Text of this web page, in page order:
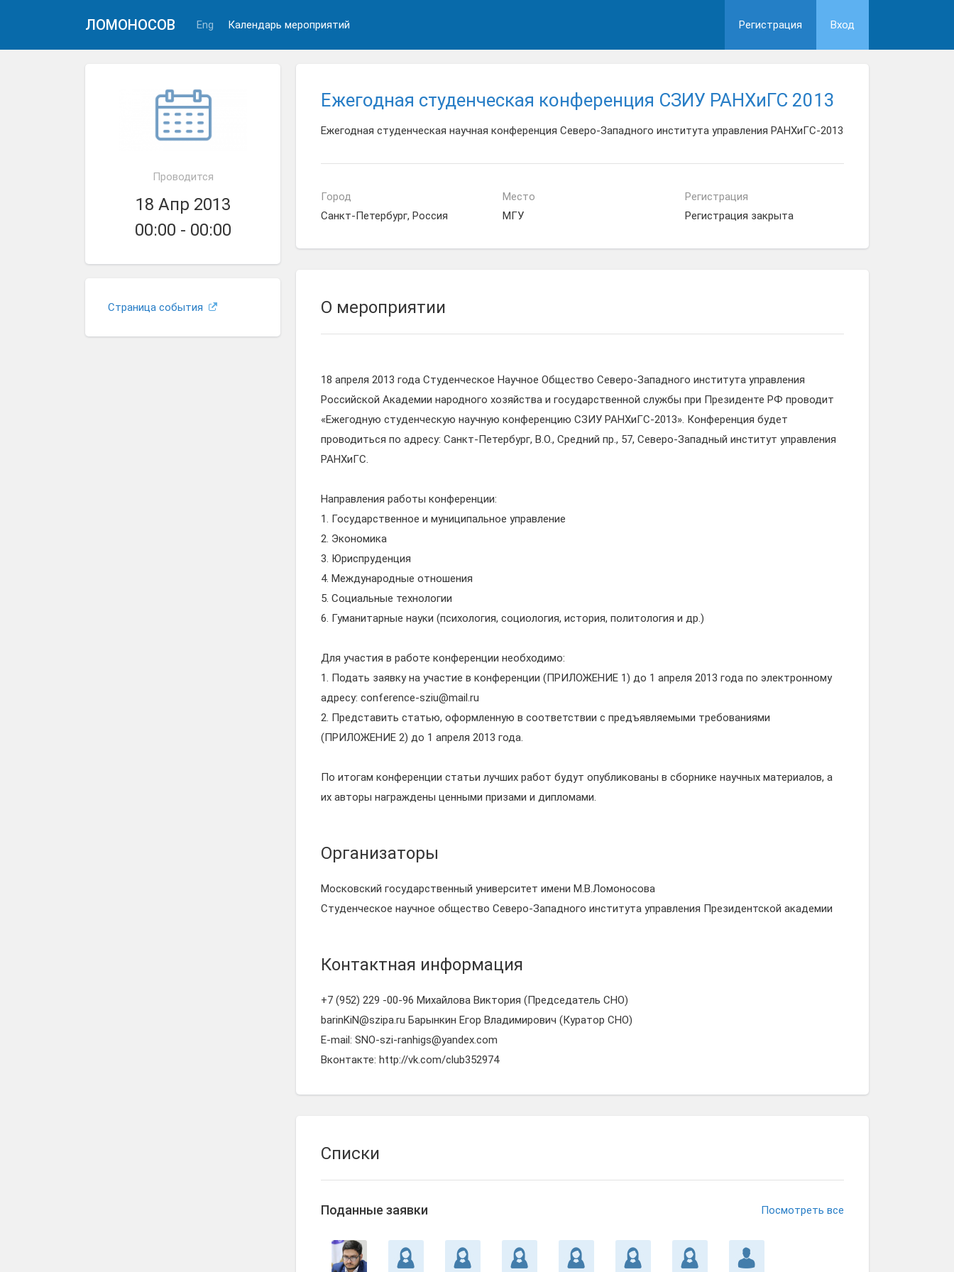
ЛОМОНОСОВ Eng Календарь мероприятий Регистрация Вход
Проводится
18 Апр 2013
00:00 - 00:00
Страница события
Ежегодная студенческая конференция СЗИУ РАНХиГС 2013
Ежегодная студенческая научная конференция Северо-Западного института управления РАНХиГС-2013
Город
Санкт-Петербург, Россия
Место
МГУ
Регистрация
Регистрация закрыта
О мероприятии
18 апреля 2013 года Студенческое Научное Общество Северо-Западного института управления
Российской Академии народного хозяйства и государственной службы при Президенте РФ проводит
«Ежегодную студенческую научную конференцию СЗИУ РАНХиГС-2013». Конференция будет
проводиться по адресу: Санкт-Петербург, В.О., Средний пр., 57, Северо-Западный институт управления
РАНХиГС.
Направления работы конференции:
1. Государственное и муниципальное управление
2. Экономика
3. Юриспруденция
4. Международные отношения
5. Социальные технологии
6. Гуманитарные науки (психология, социология, история, политология и др.)
Для участия в работе конференции необходимо:
1. Подать заявку на участие в конференции (ПРИЛОЖЕНИЕ 1) до 1 апреля 2013 года по электронному
адресу: conference-sziu@mail.ru
2. Представить статью, оформленную в соответствии с предъявляемыми требованиями
(ПРИЛОЖЕНИЕ 2) до 1 апреля 2013 года.
По итогам конференции статьи лучших работ будут опубликованы в сборнике научных материалов, а
их авторы награждены ценными призами и дипломами.
Организаторы
Московский государственный университет имени М.В.Ломоносова
Студенческое научное общество Северо-Западного института управления Президентской академии
Контактная информация
+7 (952) 229 -00-96 Михайлова Виктория (Председатель СНО)
barinKiN@szipa.ru Барынкин Егор Владимирович (Куратор СНО)
E-mail: SNO-szi-ranhigs@yandex.com
Вконтакте: http://vk.com/club352974
Списки
Поданные заявки Посмотреть все